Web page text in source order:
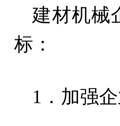
建材机械
标：
1 ．加强